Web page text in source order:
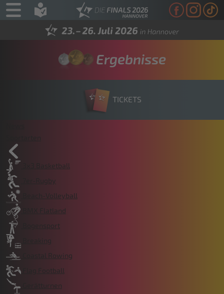
Ergebnisse
TICKETS
3x3 Basketball
7er-Rugby
Beach-Volleyball
BMX Flatland
Bogensport
Breaking
Coastal Rowing
Flag Football
Gerätturnen